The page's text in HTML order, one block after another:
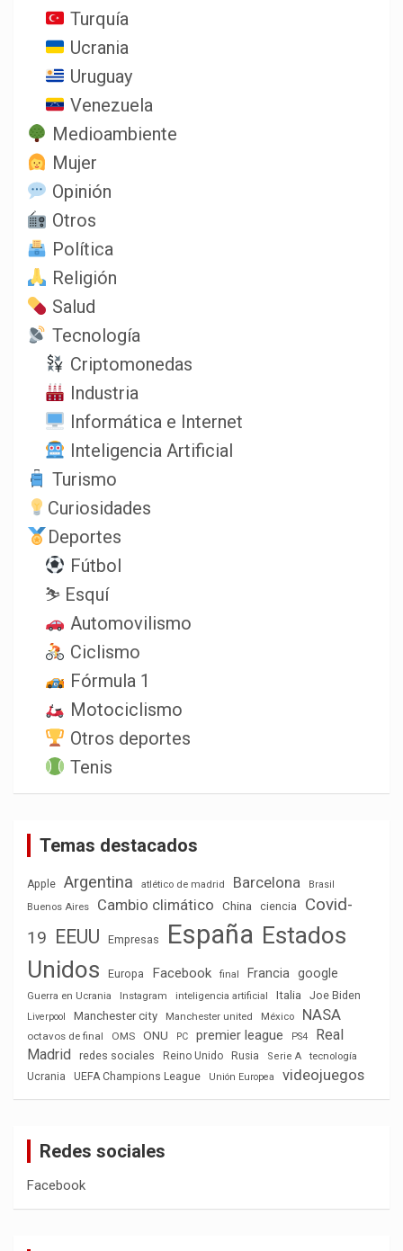
Turquía
Ucrania
Uruguay
Venezuela
Medioambiente
Mujer
Opinión
Otros
Política
Religión
Salud
Tecnología
Criptomonedas
Industria
Informática e Internet
Inteligencia Artificial
Turismo
Curiosidades
Deportes
Fútbol
⛷️ Esquí
Automovilismo
Ciclismo
Fórmula 1
Motociclismo
Otros deportes
Tenis
Temas destacados
Apple Argentina atlético de madrid Barcelona
Brasil
Buenos Aires
Cambio climático China ciencia
Covid-
19
EEUU Empresas España Estados
Unidos
Europa Facebook final Francia google
Guerra en Ucrania Instagram inteligencia artificial Italia Joe Biden
Liverpool Manchester city Manchester united México NASA
octavos de final OMS ONU PC premier league PS4
Real
Madrid
redes sociales Reino Unido Rusia Serie A
tecnología
Ucrania
UEFA Champions League Unión Europea videojuegos
Redes sociales
Facebook